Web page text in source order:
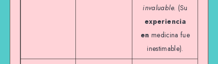
invaluable. (Su
experiencia
en medicina fue
inestimable).